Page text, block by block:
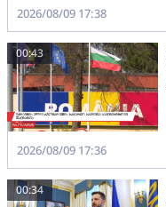
2026/08/09 17:38
00:43
2026/08/09 17:36
00:34